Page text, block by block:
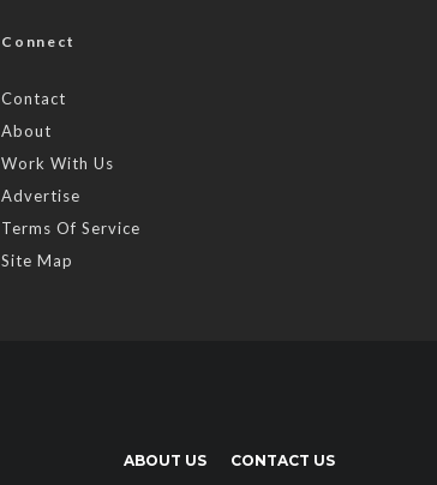
Connect
Contact
About
Work With Us
Advertise
Terms Of Service
Site Map
ABOUT US CONTACT US